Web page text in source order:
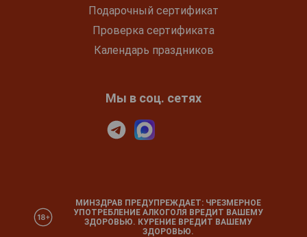
Подарочный сертификат
Проверка сертификата
Календарь праздников
Мы в соц. сетях
МИНЗДРАВ ПРЕДУПРЕЖДАЕТ: ЧРЕЗМЕРНОЕ
УПОТРЕБЛЕНИЕ АЛКОГОЛЯ ВРЕДИТ ВАШЕМУ
ЗДОРОВЬЮ. КУРЕНИЕ ВРЕДИТ ВАШЕМУ
ЗДОРОВЬЮ.